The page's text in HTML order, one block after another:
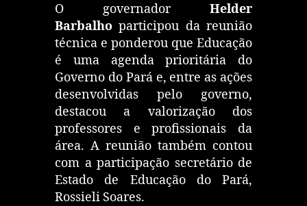
O governador Helder
Barbalho participou da reunião
técnica e ponderou que Educação
é uma agenda prioritária do
Governo do Pará e, entre as ações
desenvolvidas pelo governo,
destacou a valorização dos
professores e profissionais da
área. A reunião também contou
com a participação secretário de
Estado de Educação do Pará,
Rossieli Soares.